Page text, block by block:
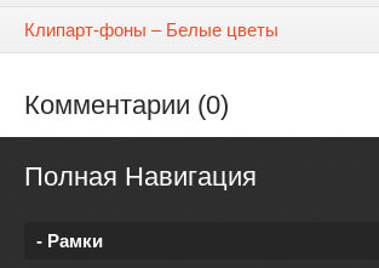
Клипарт-фоны – Белые цветы
Комментарии (0)
Полная Навигация
- Рамки